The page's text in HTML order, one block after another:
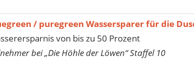
/ puregreen Wassersparer für die
von bis zu 50 Prozent
bei „Die Höhle der Löwen“ Staffel 10